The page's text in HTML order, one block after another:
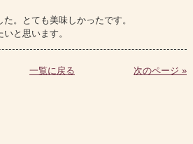
。とても美味しかったです。
と思います。
一覧に戻る 次のページ »